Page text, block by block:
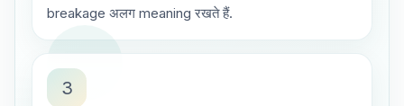
breakage अलग meaning रखते हैं.
3